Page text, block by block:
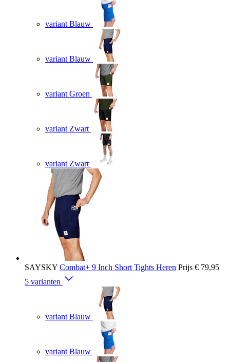
variant Blauw
variant Blauw
variant Groen
variant Zwart
variant Zwart
SAYSKY Combat+ 9 Inch Short Tights Heren Prijs € 79,95
5 varianten
variant Blauw
variant Blauw